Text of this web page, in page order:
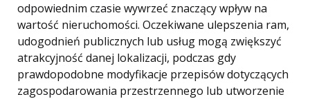
odpowiednim czasie wywrzeć znaczący wpływ na
wartość nieruchomości. Oczekiwane ulepszenia ram,
udogodnień publicznych lub usług mogą zwiększyć
atrakcyjność danej lokalizacji, podczas gdy
prawdopodobne modyfikacje przepisów dotyczących
zagospodarowania przestrzennego lub utworzenie